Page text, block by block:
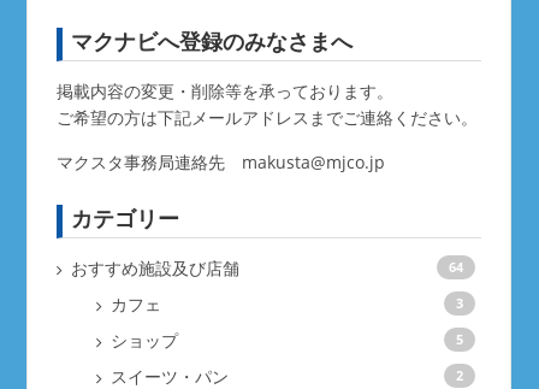
マクナビへ登録のみなさまへ
掲載内容の変更・削除等を承っております。
ご希望の方は下記メールアドレスまでご連絡ください。
マクスタ事務局連絡先 makusta@mjco.jp
カテゴリー
おすすめ施設及び店舗 64
カフェ 3
ショップ 5
スイーツ・パン 2